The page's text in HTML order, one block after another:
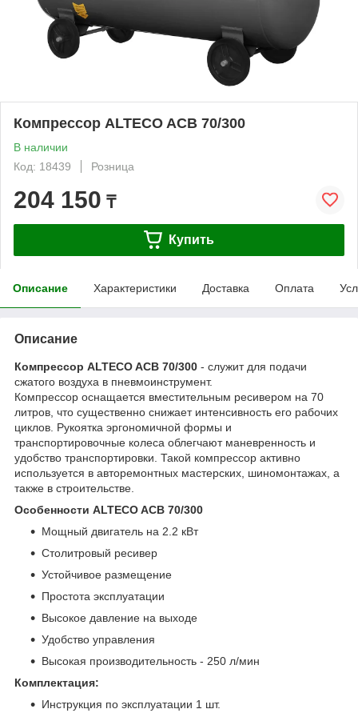
Компрессор ALTECO ACB 70/300
В наличии
Код: 18439
Розница
204 150 ₸
Купить
Описание Характеристики Доставка Оплата
Описание
Компрессор ALTECO ACB 70/300 - служит для подачи
сжатого воздуха в пневмоинструмент.
Компрессор оснащается вместительным ресивером на 70
литров, что существенно снижает интенсивность его рабочих
циклов. Рукоятка эргономичной формы и
транспортировочные колеса облегчают маневренность и
удобство транспортировки. Такой компрессор активно
используется в авторемонтных мастерских, шиномонтажах, а
также в строительстве.
Особенности ALTECO ACB 70/300
Мощный двигатель на 2.2 кВт
Столитровый ресивер
Устойчивое размещение
Простота эксплуатации
Высокое давление на выходе
Удобство управления
Высокая производительность - 250 л/мин
Комплектация:
Инструкция по эксплуатации 1 шт.